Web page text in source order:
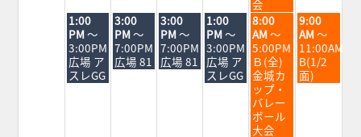
会
火
曜
日,
8
月
18th
1:00
PM～
3:00PM
広場 ア
スレGG
水
曜
日,
8
月
3:00
PM～
7:00PM
広場 81
木
曜
日,
8
月
3:00
PM～
7:00PM
広場 81
金
曜
日,
8
月
21st
1:00
PM～
3:00PM
広場 ア
スレGG
土
曜
日,
8
月
22nd
2026
8:00
AM～
5:00PM
Ｂ(全)
金城カ
ップ・
バレー
ボール
大会
日
曜
日,
8
月
23rd
9:00
AM～
11:00AM
B(1/2
面)